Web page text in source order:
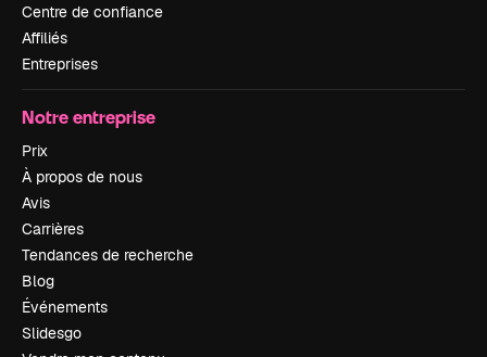
Centre de confiance
Affiliés
Entreprises
Notre entreprise
Prix
À propos de nous
Avis
Carrières
Tendances de recherche
Blog
Événements
Slidesgo